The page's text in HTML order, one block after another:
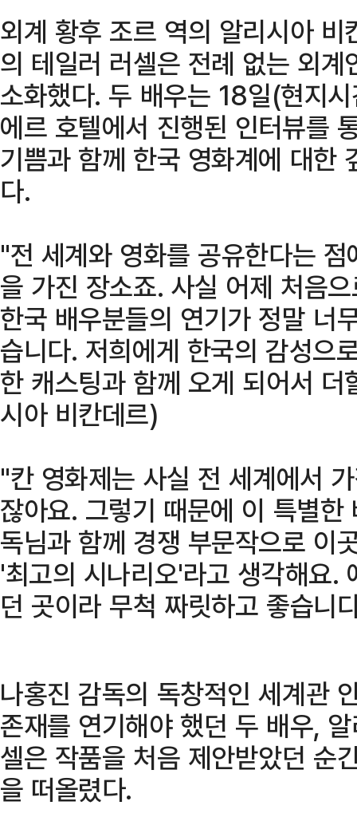
외계 황후 조르 역의 알리시아
의 테일러 러셀은 전례 없는 외
소화했다. 두 배우는 18일(현지
에르 호텔에서 진행된 인터뷰를
기쁨과 함께 한국 영화계에 대한
다.
"전 세계와 영화를 공유한다는
을 가진 장소죠. 사실 어제 처음
한국 배우분들의 연기가 정말 너
습니다. 저희에게 한국의 감성으
한 캐스팅과 함께 오게 되어서
시아 비칸데르)
"칸 영화제는 사실 전 세계에서
잖아요. 그렇기 때문에 이 특별
독님과 함께 경쟁 부문작으로 이
'최고의 시나리오'라고 생각해요.
던 곳이라 무척 짜릿하고 좋습니
나홍진 감독의 독창적인 세계관
존재를 연기해야 했던 두 배우,
셀은 작품을 처음 제안받았던 순
을 떠올렸다.